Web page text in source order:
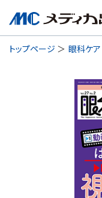
トップページ 眼科ケア